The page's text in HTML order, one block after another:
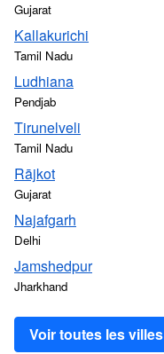
Gujarat
Kallakurichi
Tamil Nadu
Ludhiana
Pendjab
Tirunelveli
Tamil Nadu
Rājkot
Gujarat
Najafgarh
Delhi
Jamshedpur
Jharkhand
Voir toutes les villes